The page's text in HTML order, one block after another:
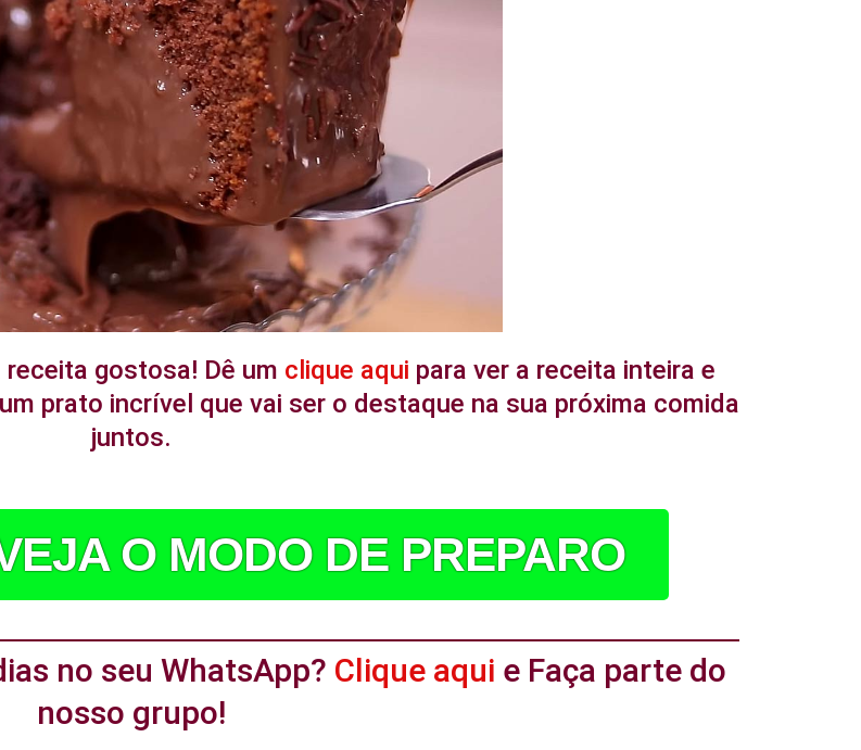
gostosa! Dê um clique aqui para ver a receita inteira e
prato incrível que vai ser o destaque na sua próxima comida
juntos.
O MODO DE PREPARO
no seu WhatsApp? Clique aqui e Faça parte do
nosso grupo!